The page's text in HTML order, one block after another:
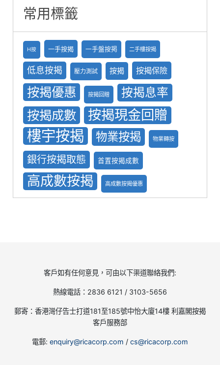
常用標籤
H按 一手按揭 一手盤按掲 二手樓按揭
低息按揭 壓力測試 按揭 按揭保險
按揭優惠 按揭回贈 按揭息率
按揭成數 按揭現金回贈
樓宇按揭 物業按揭 物業轉按
銀行按揭取態 首置按揭成數
高成數按揭 高成數按揭優惠
客戶如有任何意見，可由以下渠道聯絡我們:
熱線電話：2836 6121 / 3103-5656
郵寄：香港灣仔告士打道181至185號中怡大廈14樓 利嘉閣按揭
客戶服務部
電郵: enquiry@ricacorp.com / cs@ricacorp.com